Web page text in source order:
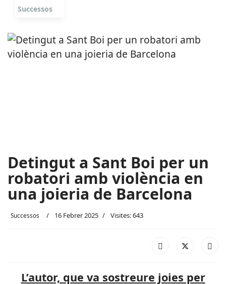
Successos
Detingut a Sant Boi per un
robatori amb violència en
una joieria de Barcelona
Successos 16 Febrer 2025 Visites: 643
L’autor, que va sostreure joies per